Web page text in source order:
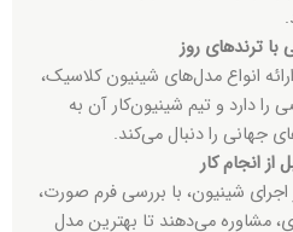
با ترندهای روز
انواع مدل‌های شینیون کلاسیک،
را دارد و تیم شینیون‌کار آن به
جهانی را دنبال می‌کند.
انجام کار
شینیون، با بررسی فرم صورت،
مشاوره می‌دهند تا بهترین مدل